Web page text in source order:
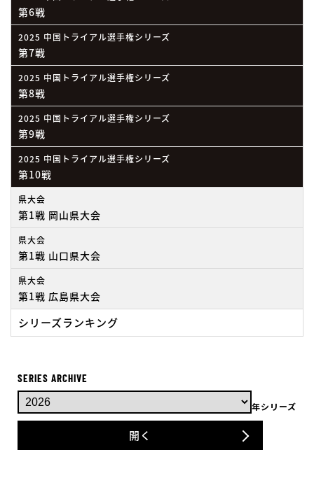
第6戦
2025 中国トライアル選手権シリーズ
第7戦
2025 中国トライアル選手権シリーズ
第8戦
2025 中国トライアル選手権シリーズ
第9戦
2025 中国トライアル選手権シリーズ
第10戦
県大会
第1戦 岡山県大会
県大会
第1戦 山口県大会
県大会
第1戦 広島県大会
シリーズランキング
SERIES ARCHIVE
年シリーズ
開く